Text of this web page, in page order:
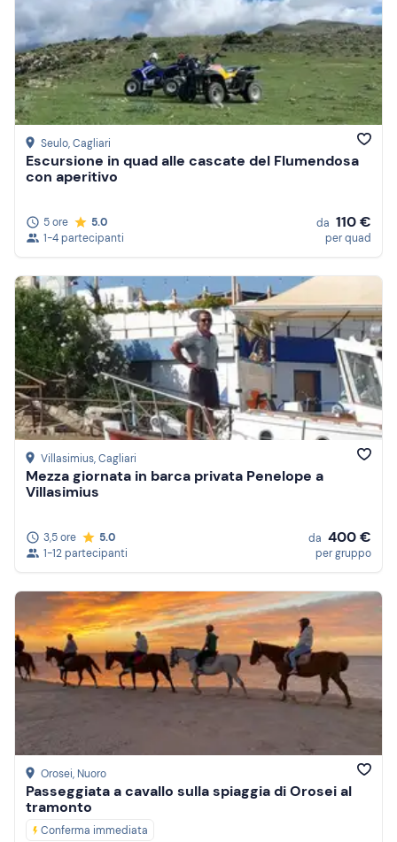
Seulo, Cagliari
Escursione in quad alle cascate del Flumendosa
con aperitivo
5 ore
5.0
1-4 partecipanti
da 110 €
per quad
Villasimius, Cagliari
Mezza giornata in barca privata Penelope a
Villasimius
3,5 ore
5.0
1-12 partecipanti
da 400 €
per gruppo
Orosei, Nuoro
Passeggiata a cavallo sulla spiaggia di Orosei al
tramonto
Conferma immediata